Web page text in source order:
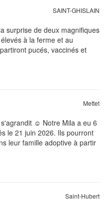
SAINT-GHISLAIN
surprise de deux magnifiques
à la ferme et au
pucés, vaccinés et
Mettet
☺️ Notre Mila a eu 6
le 21 juin 2026. Ils pourront
leur famille adoptive à partir
Saint-Hubert